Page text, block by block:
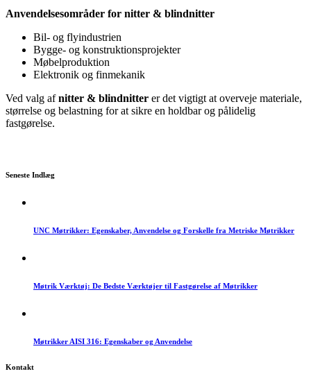
Anvendelsesområder for nitter & blindnitter
Bil- og flyindustrien
Bygge- og konstruktionsprojekter
Møbelproduktion
Elektronik og finmekanik
Ved valg afnitter & blindnitter er det vigtigt at overveje materiale,
størrelse og belastning for at sikre en holdbar og pålidelig
fastgørelse.
Seneste Indlæg
UNC Møtrikker: Egenskaber, Anvendelse og Forskelle fra Metriske Møtrikker
Møtrik Værktøj: De Bedste Værktøjer til Fastgørelse af Møtrikker
Møtrikker AISI 316: Egenskaber og Anvendelse
Kontakt